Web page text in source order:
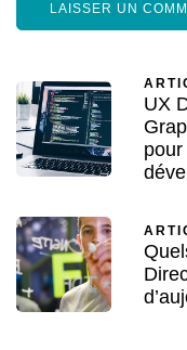
UX